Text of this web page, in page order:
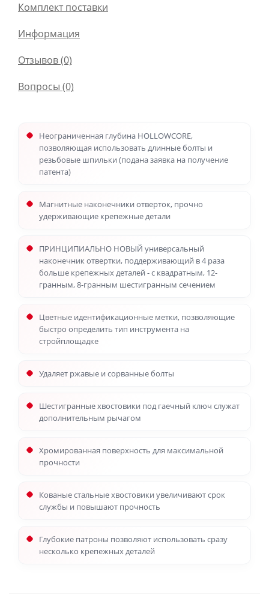
Комплект поставки
Информация
Отзывов (0)
Вопросы (0)
Неограниченная глубина HOLLOWCORE,
позволяющая использовать длинные болты и
резьбовые шпильки (подана заявка на получение
патента)
Магнитные наконечники отверток, прочно
удерживающие крепежные детали
ПРИНЦИПИАЛЬНО НОВЫЙ универсальный
наконечник отвертки, поддерживающий в 4 раза
больше крепежных деталей - с квадратным, 12-
гранным, 8-гранным шестигранным сечением
Цветные идентификационные метки, позволяющие
быстро определить тип инструмента на
стройплощадке
Удаляет ржавые и сорванные болты
Шестигранные хвостовики под гаечный ключ служат
дополнительным рычагом
Хромированная поверхность для максимальной
прочности
Кованые стальные хвостовики увеличивают срок
службы и повышают прочность
Глубокие патроны позволяют использовать сразу
несколько крепежных деталей